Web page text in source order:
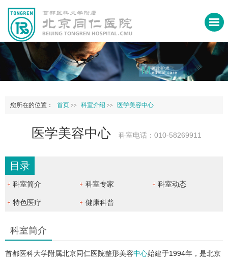
您所在的位置： 首页 >> 科室介绍 >> 医学美容中心
医学美容中心 科室电话：010-58269911
目录
科室简介 科室专家 科室动态
特色医疗 健康科普
科室简介
首都医科大学附属北京同仁医院整形美容中心始建于1994年，是北京